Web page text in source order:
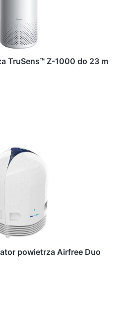
TruSens™ Z-1000 do 23 m
powietrza Airfree Duo